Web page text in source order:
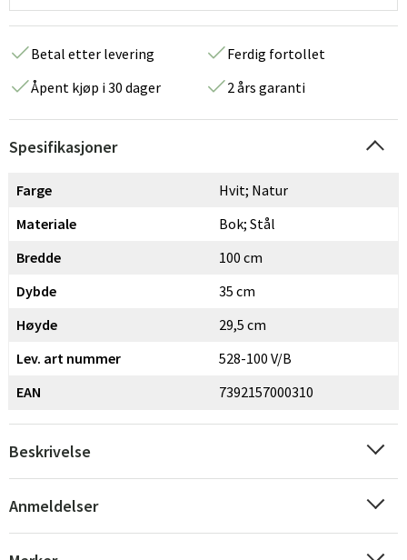
Betal etter levering
Ferdig fortollet
Åpent kjøp i 30 dager
2 års garanti
Spesifikasjoner
Farge
Hvit; Natur
Materiale
Bok; Stål
Bredde
100 cm
Dybde
35 cm
Høyde
29,5 cm
Lev. art nummer
528-100 V/B
EAN
7392157000310
Beskrivelse
Anmeldelser